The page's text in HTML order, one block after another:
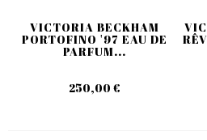
VICTORIA BECKHAM
PORTOFINO '97 EAU DE
PARFUM...
250,00 €